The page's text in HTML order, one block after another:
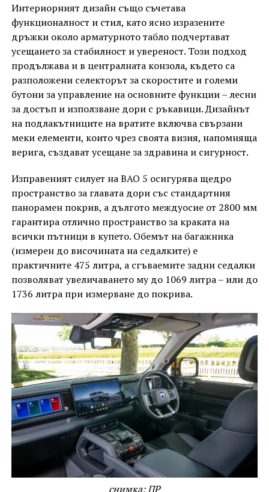
Интериорният дизайн също съчетава
функционалност и стил, като ясно изразените
дръжки около арматурното табло подчертават
усещането за стабилност и увереност. Този подход
продължава и в централната конзола, където са
разположени селекторът за скоростите и големи
бутони за управление на основните функции – лесни
за достъп и използване дори с ръкавици. Дизайнът
на подлакътниците на вратите включва свързани
меки елементи, които чрез своята визия, напомняща
верига, създават усещане за здравина и сигурност.
Изправеният силует на BAO 5 осигурява щедро
пространство за главата дори със стандартния
панорамен покрив, а дългото междуосие от 2800 мм
гарантира отлично пространство за краката на
всички пътници в купето. Обемът на багажника
(измерен до височината на седалките) е
практичните 475 литра, а сгъваемите задни седалки
позволяват увеличаването му до 1069 литра – или до
1736 литра при измерване до покрива.
снимка: ПР